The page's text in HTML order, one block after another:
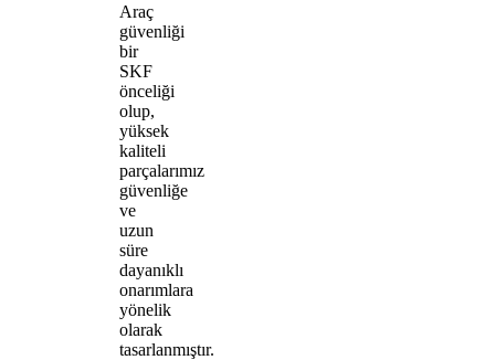
Araç
güvenliği
bir
SKF
önceliği
olup,
yüksek
kaliteli
parçalarımız
güvenliğe
ve
uzun
süre
dayanıklı
onarımlara
yönelik
olarak
tasarlanmıştır.